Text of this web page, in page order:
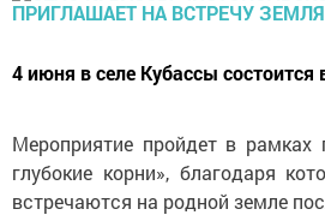
4 июня в селе Кубассы состоится
Мероприятие пройдет в рамках
глубокие корни», благодаря
встречаются на родной земле